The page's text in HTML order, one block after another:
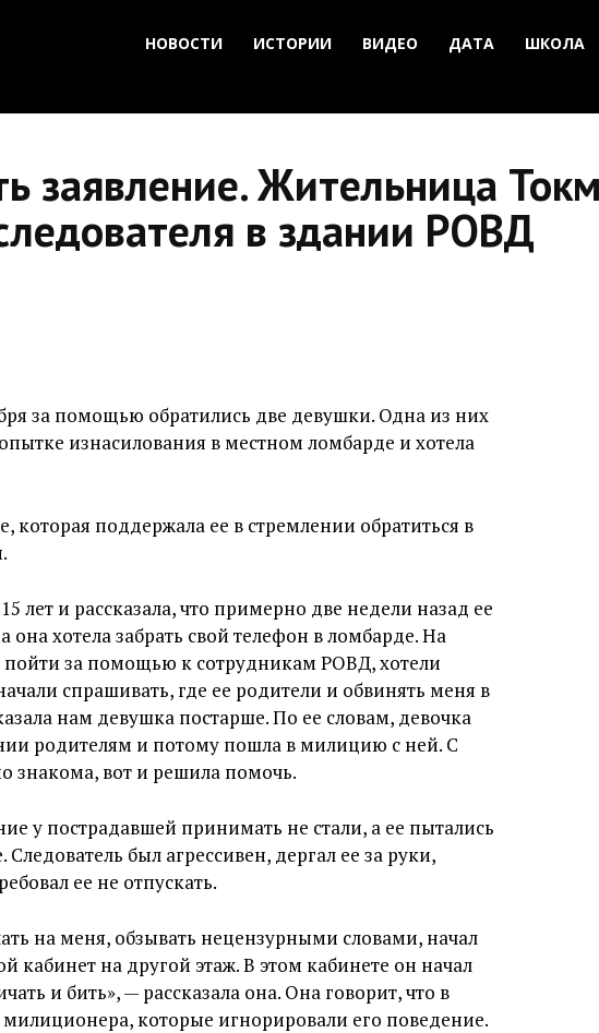
НОВОСТИ ИСТОРИИ ВИДЕО ДАТА ШКОЛА
заявление. Жительница
в здании РОВД
за помощью обратились две девушки. Одна из них
изнасилования в местном ломбарде и хотела
которая поддержала ее в стремлении обратиться в
лет и рассказала, что примерно две недели назад ее
она хотела забрать свой телефон в ломбарде. На
за помощью к сотрудникам РОВД, хотели
спрашивать, где ее родители и обвинять меня в
нам девушка постарше. По ее словам, девочка
родителям и потому пошла в милицию с ней. С
знакома, вот и решила помочь.
у пострадавшей принимать не стали, а ее пытались
Следователь был агрессивен, дергал ее за руки,
ее не отпускать.
на меня, обзывать нецензурными словами, начал
кабинет на другой этаж. В этом кабинете он начал
и бить», — рассказала она. Она говорит, что в
которые игнорировали его поведение.